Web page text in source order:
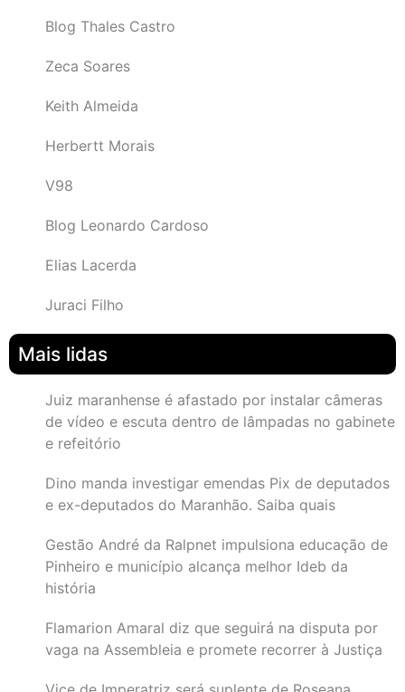
Blog Thales Castro
Zeca Soares
Keith Almeida
Herbertt Morais
V98
Blog Leonardo Cardoso
Elias Lacerda
Juraci Filho
Mais lidas
Juiz maranhense é afastado por instalar câmeras
de vídeo e escuta dentro de lâmpadas no gabinete
e refeitório
Dino manda investigar emendas Pix de deputados
e ex-deputados do Maranhão. Saiba quais
Gestão André da Ralpnet impulsiona educação de
Pinheiro e município alcança melhor Ideb da
história
Flamarion Amaral diz que seguirá na disputa por
vaga na Assembleia e promete recorrer à Justiça